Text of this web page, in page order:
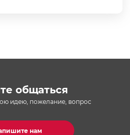
общаться
идею, пожелание, вопрос
нам